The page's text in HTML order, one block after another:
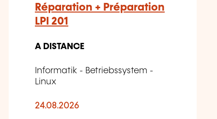
Réparation + Préparation
LPI 201
A DISTANCE
Informatik - Betriebssystem -
Linux
24.08.2026